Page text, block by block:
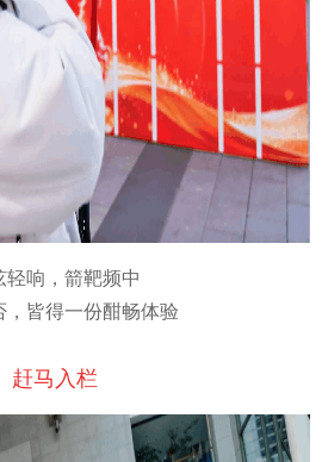
轻响，箭靶频中
，皆得一份酣畅体验
赶马入栏